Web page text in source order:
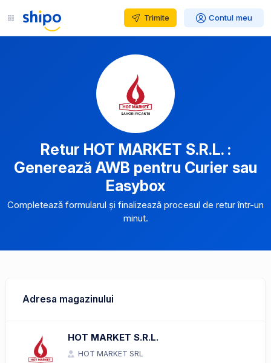
Trimite Contul meu
Retur HOT MARKET S.R.L. :
Generează AWB pentru Curier sau
Easybox
Completează formularul și finalizează procesul de retur într-un
minut.
Adresa magazinului
HOT MARKET S.R.L.
HOT MARKET SRL